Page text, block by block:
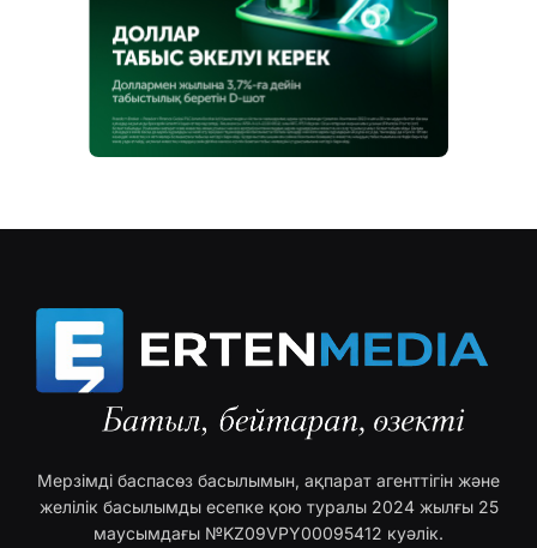
Мерзімді баспасөз басылымын, ақпарат агенттігін және
желілік басылымды есепке қою туралы 2024 жылғы 25
маусымдағы №KZ09VPY00095412 куәлік.